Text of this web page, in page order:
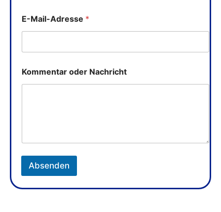
e
K
o
m
n
E-Mail-Adresse *
Kommentar oder Nachricht
Absenden